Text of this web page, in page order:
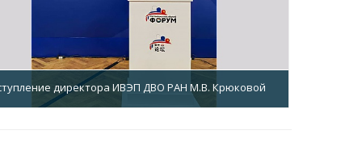
директора ИВЭП ДВО РАН М.В. Крюковой